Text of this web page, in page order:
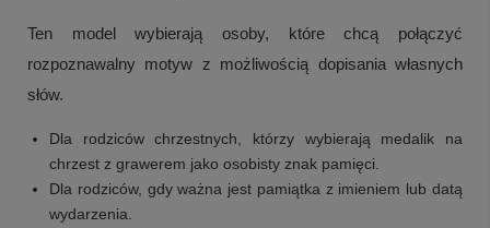
Ten model wybierają osoby, które chcą połączyć
rozpoznawalny motyw z możliwością dopisania własnych
słów.
Dla rodziców chrzestnych, którzy wybierają medalik na
chrzest z grawerem jako osobisty znak pamięci.
Dla rodziców, gdy ważna jest pamiątka z imieniem lub datą
wydarzenia.